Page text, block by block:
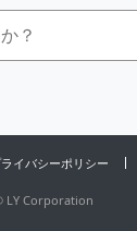
イバシーポリシー
LY Corporation